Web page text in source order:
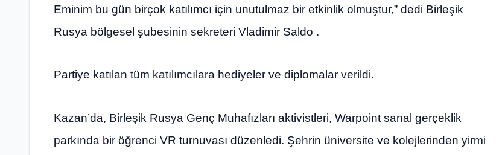
Eminim bu gün birçok katılımcı için unutulmaz bir etkinlik olmuştur,” dedi Birleşik
Rusya bölgesel şubesinin sekreteri Vladimir Saldo .
Partiye katılan tüm katılımcılara hediyeler ve diplomalar verildi.
Kazan’da, Birleşik Rusya Genç Muhafızları aktivistleri, Warpoint sanal gerçeklik
parkında bir öğrenci VR turnuvası düzenledi. Şehrin üniversite ve kolejlerinden yirmi